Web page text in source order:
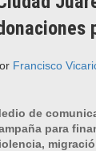
Francisco
de
para